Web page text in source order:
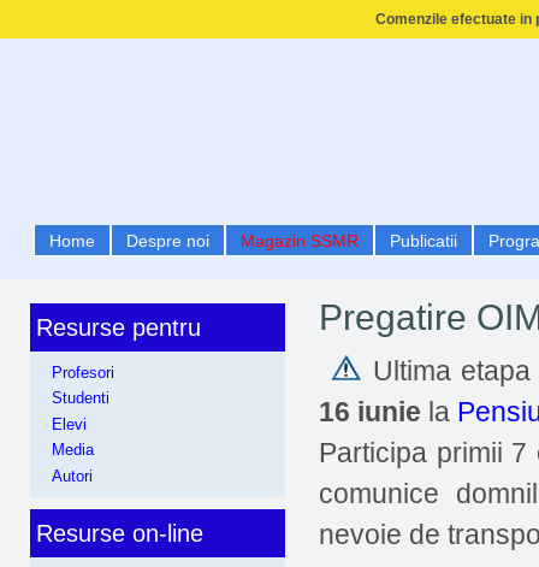
Comenzile efectuate in
Home Despre noi Magazin SSMR Publicatii
Pregatire
Ultima
16 iunie la
Participa primii
comunice
nevoie de
Resurse pentru
Profesori
Studenti
Elevi
Media
Autori
Resurse on-line